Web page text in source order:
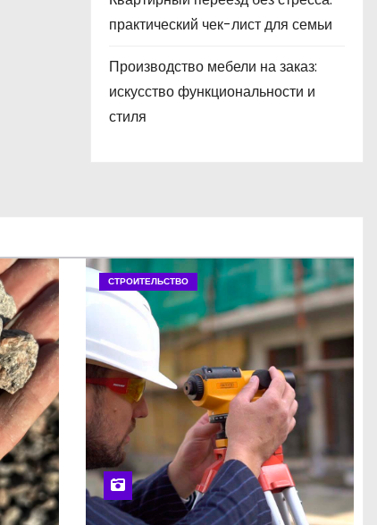
практический чек-лист для семьи
Производство мебели на заказ:
искусство функциональности и
стиля
СТРОИТЕЛЬСТВО